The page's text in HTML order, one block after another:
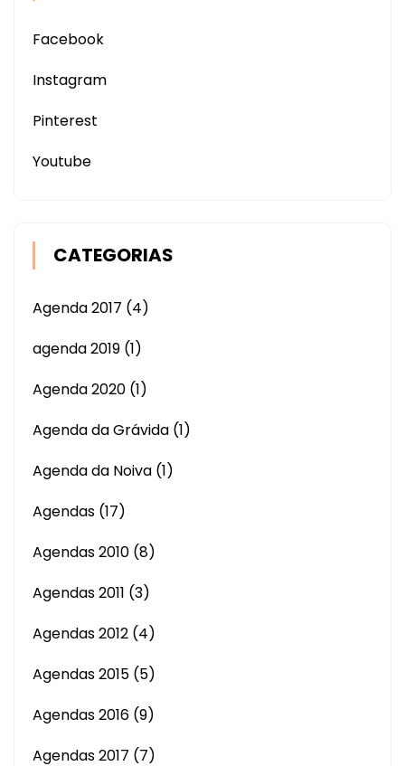
Facebook
Instagram
Pinterest
Youtube
CATEGORIAS
Agenda 2017 (4)
agenda 2019 (1)
Agenda 2020 (1)
Agenda da Grávida (1)
Agenda da Noiva (1)
Agendas (17)
Agendas 2010 (8)
Agendas 2011 (3)
Agendas 2012 (4)
Agendas 2015 (5)
Agendas 2016 (9)
Agendas 2017 (7)